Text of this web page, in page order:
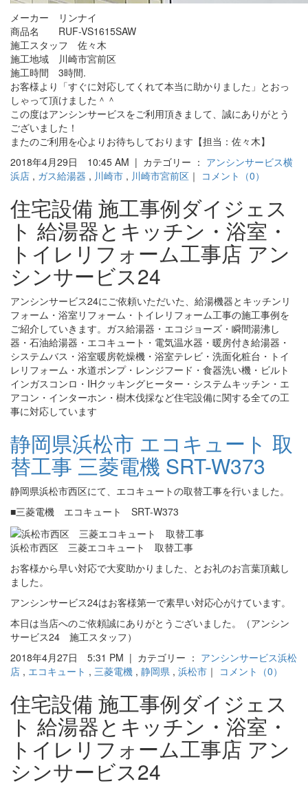
メーカー リンナイ
商品名 RUF-VS1615SAW
施工スタッフ 佐々木
施工地域 川崎市宮前区
施工時間 3時間.
お客様より「すぐに対応してくれて本当に助かりました」とおっ
しゃって頂けました＾＾
この度はアンシンサービスをご利用頂きまして、誠にありがとう
ございました！
またのご利用を心よりお待ちしております【担当：佐々木】
2018年4月29日 10:45 AM | カテゴリー ： アンシンサービス横
浜店 , ガス給湯器 , 川崎市 , 川崎市宮前区 ｜ コメント（0）
住宅設備 施工事例ダイジェス
ト 給湯器とキッチン・浴室・
トイレリフォーム工事店 アン
シンサービス24
アンシンサービス24にご依頼いただいた、給湯機器とキッチンリ
フォーム・浴室リフォーム・トイレリフォーム工事の施工事例を
ご紹介していきます。ガス給湯器・エコジョーズ・瞬間湯沸し
器・石油給湯器・エコキュート・電気温水器・暖房付き給湯器・
システムバス・浴室暖房乾燥機・浴室テレビ・洗面化粧台・トイ
レリフォーム・水道ポンプ・レンジフード・食器洗い機・ビルト
インガスコンロ・IHクッキングヒーター・システムキッチン・エ
アコン・インターホン・樹木伐採など住宅設備に関する全ての工
事に対応しています
静岡県浜松市 エコキュート 取
替工事 三菱電機 SRT-W373
静岡県浜松市西区にて、エコキュートの取替工事を行いました。
■三菱電機 エコキュート SRT-W373
浜松市西区 三菱エコキュート 取替工事
お客様から早い対応で大変助かりました、とお礼のお言葉頂戴し
ました。
アンシンサービス24はお客様第一で素早い対応心がけています。
本日は当店へのご依頼誠にありがとうございました。（アンシン
サービス24 施工スタッフ）
2018年4月27日 5:31 PM | カテゴリー ： アンシンサービス浜松
店 , エコキュート , 三菱電機 , 静岡県 , 浜松市 ｜ コメント（0）
住宅設備 施工事例ダイジェス
ト 給湯器とキッチン・浴室・
トイレリフォーム工事店 アン
シンサービス24